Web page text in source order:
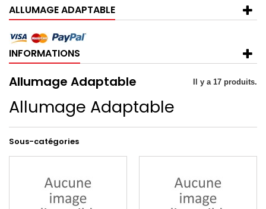
ALLUMAGE ADAPTABLE
INFORMATIONS
Allumage Adaptable Il y a 17 produits.
Allumage Adaptable
Sous-catégories